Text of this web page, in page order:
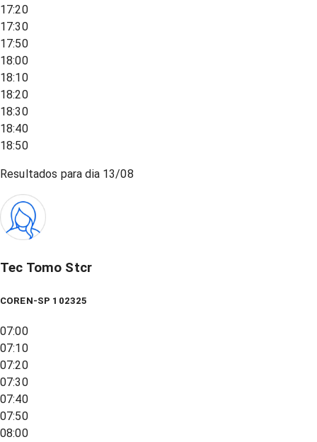
17:20
17:30
17:50
18:00
18:10
18:20
18:30
18:40
18:50
Resultados para dia 13/08
Tec Tomo Stcr
COREN-SP 102325
07:00
07:10
07:20
07:30
07:40
07:50
08:00